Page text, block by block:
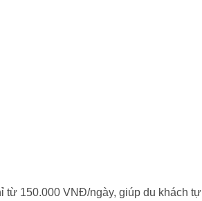
từ 150.000 VNĐ/ngày, giúp du khách tự